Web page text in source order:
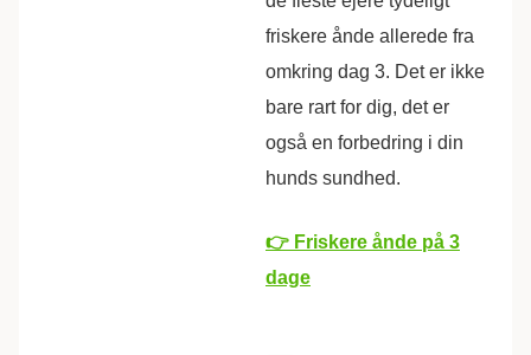
friskere ånde allerede fra
omkring dag 3. Det er ikke
bare rart for dig, det er
også en forbedring i din
hunds sundhed.
👉 Friskere ånde på 3
dage